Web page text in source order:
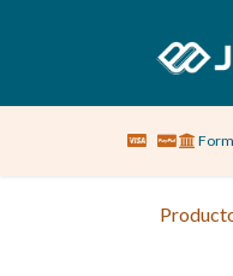
Sobre nosotros